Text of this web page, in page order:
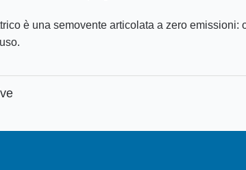
è una semovente articolata a zero